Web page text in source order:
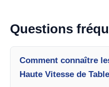
Questions
Comment connaître
Haute Vitesse de